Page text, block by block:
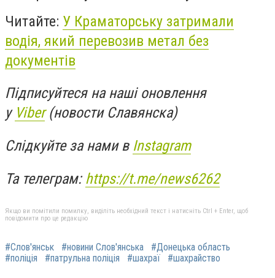
Читайте: У Краматорську затримали
водія, який перевозив метал без
документів
Підписуйтеся на наші оновлення
у Viber(новости Славянска)
Слідкуйте за нами в Instagram
Та телеграм: https://t.me/news6262
Якщо ви помітили помилку, виділіть необхідний текст і натисніть Ctrl + Enter, щоб
повідомити про це редакцію
#Слов'янськ #новини Слов'янська
#Донецька область
#поліція
#патрульна поліція #шахраї #шахрайство